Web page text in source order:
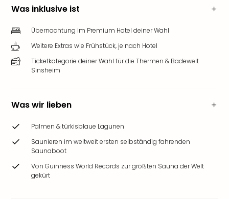
Was inklusive ist
Übernachtung im Premium Hotel deiner Wahl
Weitere Extras wie Frühstück, je nach Hotel
Ticketkategorie deiner Wahl für die Thermen & Badewelt
Sinsheim
Was wir lieben
Palmen & türkisblaue Lagunen
Saunieren im weltweit ersten selbständig fahrenden
Saunaboot
Von Guinness World Records zur größten Sauna der Welt
gekürt